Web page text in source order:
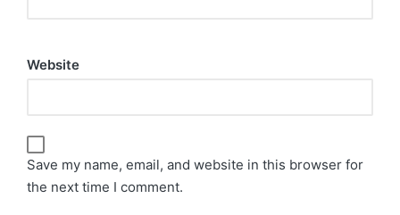
Website
Save my name, email, and website in this browser for
the next time I comment.